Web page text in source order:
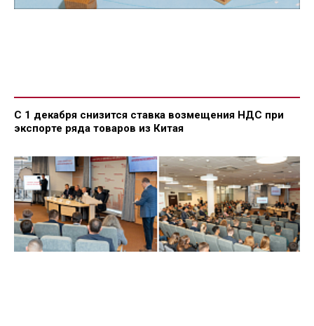
С 1 декабря снизится ставка возмещения НДС при
экспорте ряда товаров из Китая